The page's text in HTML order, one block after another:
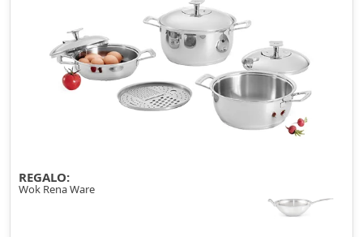
REGALO:
Wok Rena Ware